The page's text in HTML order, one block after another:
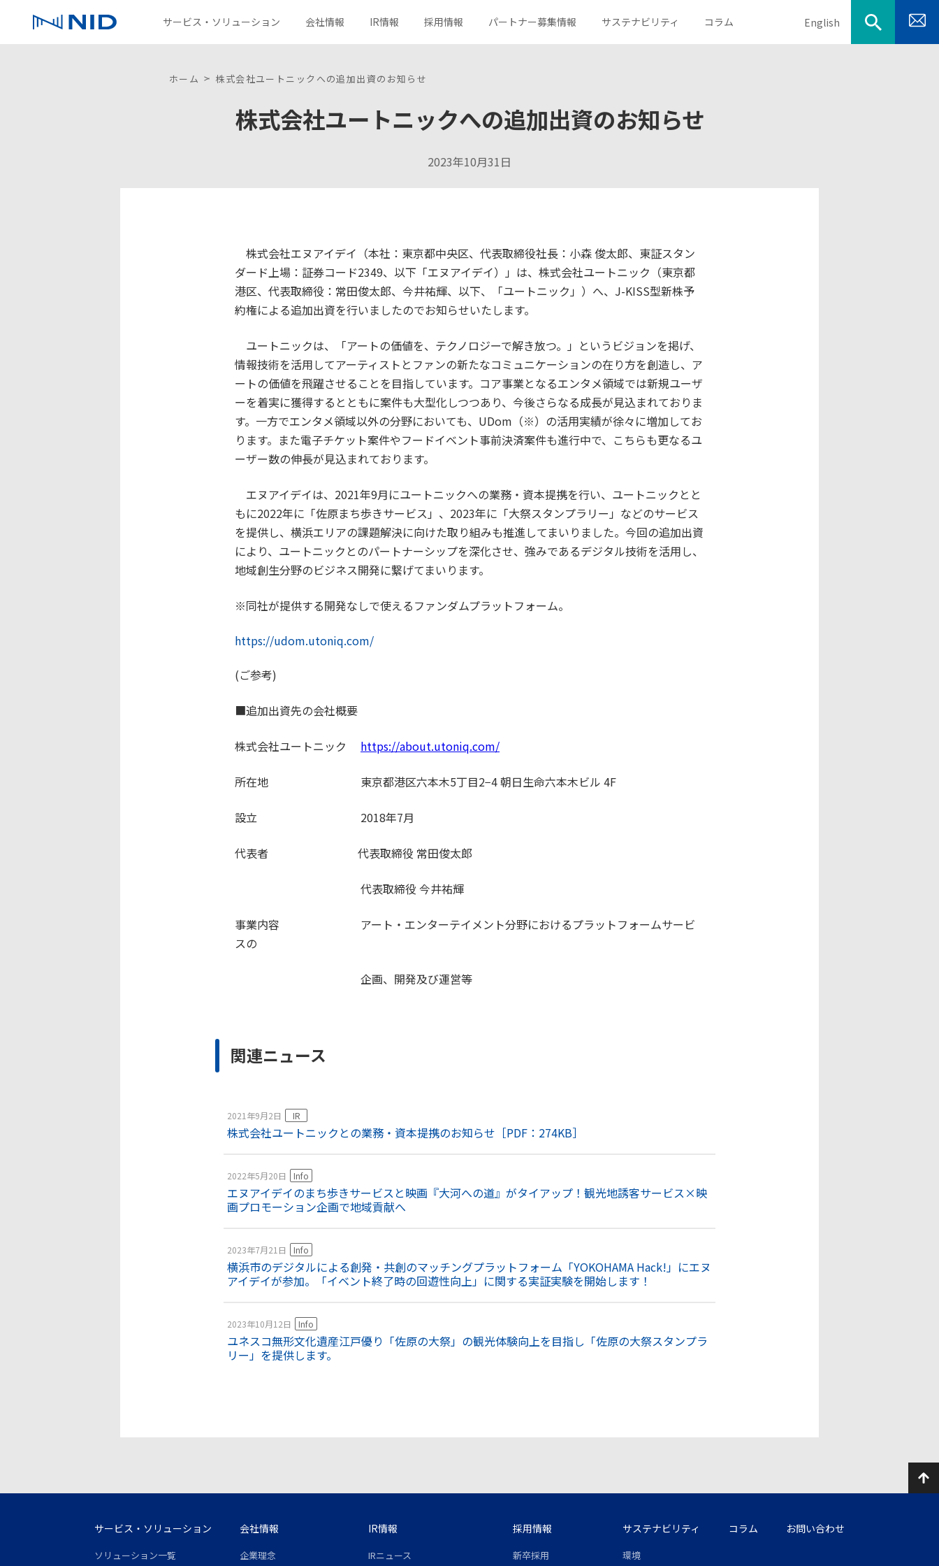
サービス・ソリューション
サービス・ソリューション
ソリューション一覧 サービス一覧 分野から探す
目的から探す
会社情報
会社情報
トップメッセージ コーポレートメッセージ
会社概要
IR情報
決算短信 有価証券報告書
決算説明資料
株式メモ
採用情報
採用情報
キャリア採用
パートナー募集情報
パートナー募集情報
サステナビリティ
サステナビリティ
社会 ガバナンス
コラム English
お問い合わせ
ホーム 株式会社ユートニックへの追加出資のお知らせ
株式会社ユートニックへの追加出資のお知らせ
2023年10月31日
株式会社エヌアイデイ（本社：東京都中央区、代表取締役社長：小森 俊太郎、東証スタン
ダード上場：証券コード2349、以下「エヌアイデイ）」は、株式会社ユートニック（東京都
港区、代表取締役：常田俊太郎、今井祐輝、以下、「ユートニック」）へ、J-KISS型新株予
約権による追加出資を行いましたのでお知らせいたします。
ユートニックは、「アートの価値を、テクノロジーで解き放つ。」というビジョンを掲げ、
情報技術を活用してアーティストとファンの新たなコミュニケーションの在り方を創造し、ア
ートの価値を飛躍させることを目指しています。コア事業となるエンタメ領域では新規ユーザ
ーを着実に獲得するとともに案件も大型化しつつあり、今後さらなる成長が見込まれておりま
す。一方でエンタメ領域以外の分野においても、UDom（※）の活用実績が徐々に増加してお
ります。また電子チケット案件やフードイベント事前決済案件も進行中で、こちらも更なるユ
ーザー数の伸長が見込まれております。
エヌアイデイは、2021年9月にユートニックへの業務・資本提携を行い、ユートニックとと
もに2022年に「佐原まち歩きサービス」、2023年に「大祭スタンプラリー」などのサービス
を提供し、横浜エリアの課題解決に向けた取り組みも推進してまいりました。今回の追加出資
により、ユートニックとのパートナーシップを深化させ、強みであるデジタル技術を活用し、
地域創生分野のビジネス開発に繋げてまいります。
※同社が提供する開発なしで使えるファンダムプラットフォーム。
https://udom.utoniq.com/
(ご参考)
■追加出資先の会社概要
株式会社ユートニック https://about.utoniq.com/
所在地 東京都港区六本木5丁目2−4 朝日生命六本木ビル 4F
設立 2018年7月
代表者 代表取締役 常田俊太郎
代表取締役 今井祐輝
事業内容 アート・エンターテイメント分野におけるプラットフォームサービ
スの
企画、開発及び運営等
関連ニュース
2021年9月2日 IR
株式会社ユートニックとの業務・資本提携のお知らせ［PDF：274KB］
2022年5月20日 Info
エヌアイデイのまち歩きサービスと映画『大河への道』がタイアップ！観光地誘客サービス×映
画プロモーション企画で地域貢献へ
2023年7月21日 Info
横浜市のデジタルによる創発・共創のマッチングプラットフォーム「YOKOHAMA Hack!」にエヌ
アイデイが参加。「イベント終了時の回遊性向上」に関する実証実験を開始します！
2023年10月12日 Info
ユネスコ無形文化遺産江戸優り「佐原の大祭」の観光体験向上を目指し「佐原の大祭スタンプラ
リー」を提供します。
サービス・ソリューション
ソリューション一覧
会社情報
企業理念
IR情報
IRニュース
採用情報
新卒採用
サステナビリティ
環境
コラム お問い合わせ